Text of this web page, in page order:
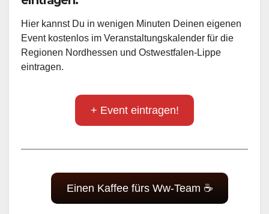
Hier kannst Du in wenigen Minuten Deinen eigenen
Event kostenlos im Veranstaltungskalender für die
Regionen Nordhessen und Ostwestfalen-Lippe
eintragen.
+ Event eintragen!
Einen Kaffee fürs Ww-Team ☕